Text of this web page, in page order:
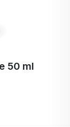
50 ml